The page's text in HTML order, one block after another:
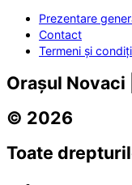
Prezentare
Contact
Termeni și
Orașul
© 2026
Toate